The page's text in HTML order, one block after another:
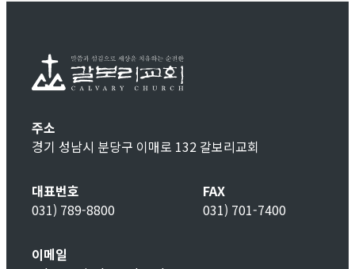
주소
경기 성남시 분당구 이매로 132 갈보리교회
대표번호
031) 789-8800
FAX
031) 701-7400
이메일